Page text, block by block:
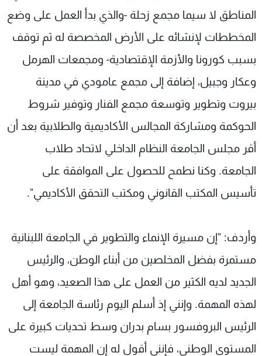
المناطق لا سيما مجمع زحلة -والذي بدأ العمل على وضع
المخططات لإنشائه على الأرض المخصصة له ثم توقف
بسبب كورونا والأزمة الإقتصادية- ومجمعات الهرمل
وعكار وجبيل، إضافة إلى مجمع عامودي في مدينة
بيروت وتطوير وتوسعة مجمع الفنار وتوفير شروط
الحوكمة ومشاركة المجالس الأكاديمية والطلابية بعد أن
أقر مجلس الجامعة النظام الداخلي لاتحاد طلاب
الجامعة. وكنا نطمح للحصول على الموافقة على
تأسيس المكتب القانوني ومكتب التحقق الأكاديمي".
وأردف: "إن مسيرة الإنماء والتطوير في الجامعة اللبنانية
مستمرة بفضل المخلصين من أبناء الوطن، والرئيس
الجديد لديه الكثير من العمل على هذا الصعيد، وهو أهل
لهذه المهمة. وإنني إذ أسلم اليوم رئاسة الجامعة إلى
الرئيس البروفسور بسام بدران وسط تحديات كبيرة على
المستوى الوطني، فإنني أقول له إن المهمة ليست